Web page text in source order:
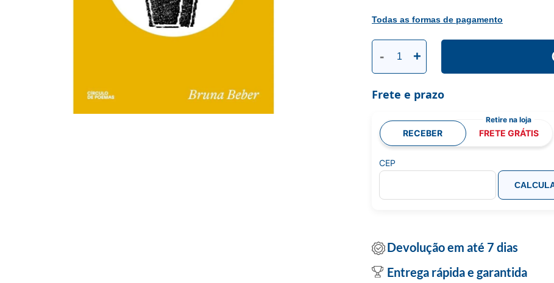
Todas as formas de pagamento
- +
Frete e prazo
RECEBER FRETE GRÁTIS
CEP
Devolução em até 7 dias
Entrega rápida e garantida